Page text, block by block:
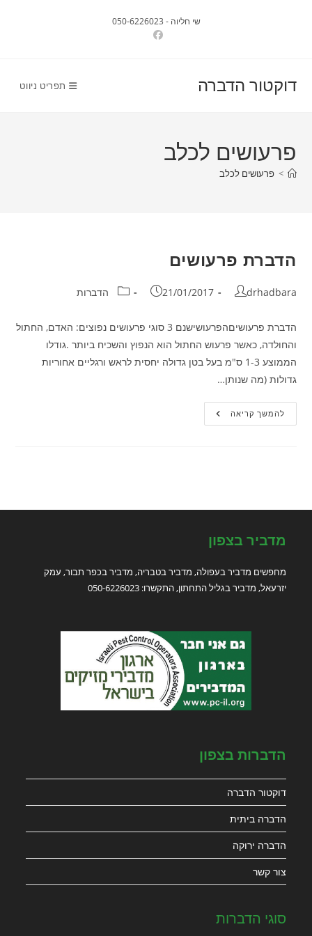
שי חליוה - 050-6226023
דוקטור הדברה תפריט ניווט
פרעושים לכלב
> פרעושים לכלב
הדברת פרעושים
מחבר:
drhadbara פורסם:
21/01/2017 קטגוריה:הדברות
הדברת פרעושיםהפרעושישנם 3 סוגי פרעושים נפוצים: האדם, החתול
והחולדה, כאשר פרעוש החתול הוא הנפוץ והשכיח ביותר .גודלו
הממוצע 1-3 ס"מ בעל בטן גדולה יחסית לראש ורגליים אחוריות
גדולות (מה שנותן…
להמשך קריאההדברת
פרעושים
מדביר בצפון
מחפשים מדביר בעפולה, מדביר בטבריה, מדביר בכפר תבור, עמק
יזרעאל, מדביר בגליל התחתון, התקשרו: 050-6226023
הדברות בצפון
דוקטור הדברה
הדברה ביתית
הדברה ירוקה
צור קשר
סוגי הדברות